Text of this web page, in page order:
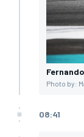
Photo by:
08:41